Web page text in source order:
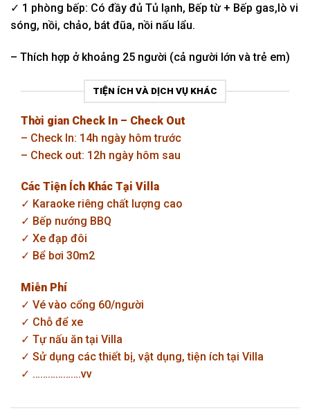
✓ 1 phòng bếp: Có đầy đủ Tủ lạnh, Bếp từ + Bếp gas,lò vi
sóng, nồi, chảo, bát đũa, nồi nấu lẩu.
– Thích hợp ở khoảng 25 người (cả người lớn và trẻ em)
TIỆN ÍCH VÀ DỊCH VỤ KHÁC
Thời gian Check In – Check Out
– Check In: 14h ngày hôm trước
– Check out: 12h ngày hôm sau
Các Tiện Ích Khác Tại Villa
✓ Karaoke riêng chất lượng cao
✓ Bếp nướng BBQ
✓ Xe đạp đôi
✓ Bể bơi 30m2
Miễn Phí
✓ Vé vào cổng 60/người
✓ Chỗ để xe
✓ Tự nấu ăn tại Villa
✓ Sử dụng các thiết bị, vật dụng, tiện ích tại Villa
✓ ……………….vv